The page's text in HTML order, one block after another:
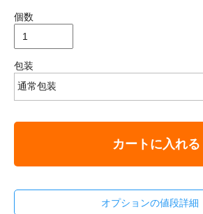
個数
包装
カートに入れる
オプションの値段詳細